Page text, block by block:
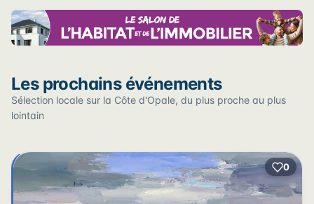
Cliquez sur un pin pour voir l'événement — les lieux qui
en accueillent plusieurs sont regroupés.
12
2 3
17
22
2
+
−
Les prochains événements
Sélection locale sur la Côte d'Opale, du plus proche au plus
lointain
0